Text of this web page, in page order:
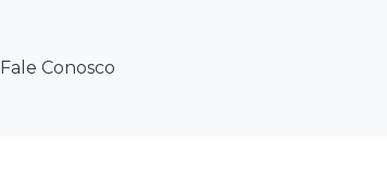
Fale Conosco